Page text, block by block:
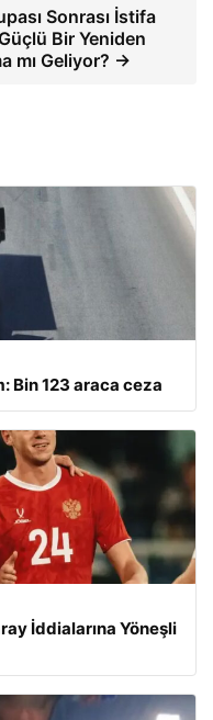
Sonrası İstifa
Bir Yeniden
mı Geliyor? →
Bin 123 araca ceza
İddialarına Yöneşli